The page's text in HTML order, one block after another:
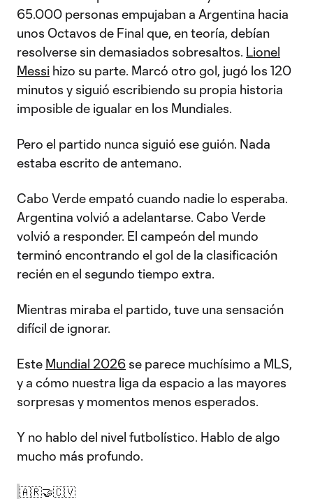
65.000 personas empujaban a Argentina hacia
unos Octavos de Final que, en teoría, debían
resolverse sin demasiados sobresaltos. Lionel
Messi hizo su parte. Marcó otro gol, jugó los 120
minutos y siguió escribiendo su propia historia
imposible de igualar en los Mundiales.
Pero el partido nunca siguió ese guión. Nada
estaba escrito de antemano.
Cabo Verde empató cuando nadie lo esperaba.
Argentina volvió a adelantarse. Cabo Verde
volvió a responder. El campeón del mundo
terminó encontrando el gol de la clasificación
recién en el segundo tiempo extra.
Mientras miraba el partido, tuve una sensación
difícil de ignorar.
Este Mundial 2026 se parece muchísimo a MLS,
y a cómo nuestra liga da espacio a las mayores
sorpresas y momentos menos esperados.
Y no hablo del nivel futbolístico. Hablo de algo
mucho más profundo.
🇦🇷🤝🇨🇻